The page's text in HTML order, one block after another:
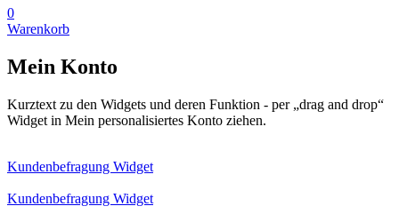
0
Warenkorb
Mein Konto
Kurztext zu den Widgets und deren Funktion - per „drag and drop“
Widget in Mein personalisiertes Konto ziehen.
Kundenbefragung Widget
Kundenbefragung Widget